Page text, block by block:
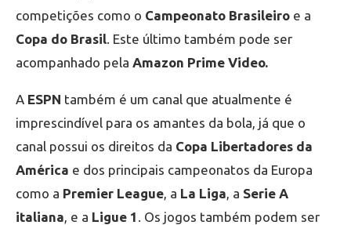
competições como o Campeonato Brasileiro e a
Copa do Brasil . Este último também pode ser
acompanhado pela Amazon Prime Video.
A ESPN também é um canal que atualmente é
imprescindível para os amantes da bola, já que o
canal possui os direitos da Copa Libertadores da
América e dos principais campeonatos da Europa
como a Premier League , a La Liga , a Serie A
italiana , e a Ligue 1
. Os jogos também podem ser